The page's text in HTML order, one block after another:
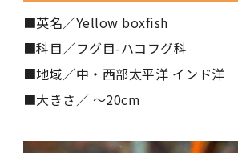
■英名／Yellow boxfish
■科目／フグ目-ハコフグ科
■地域／中・西部太平洋 インド洋
■大きさ／ 〜20cm